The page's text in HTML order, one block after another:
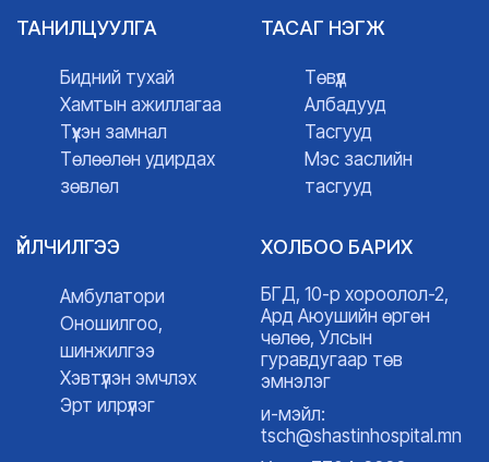
ТАНИЛЦУУЛГА
Бидний тухай
Хамтын ажиллагаа
Түүхэн замнал
Төлөөлөн удирдах
зөвлөл
ТАСАГ НЭГЖ
Төвүүд
Албадууд
Тасгууд
Мэс заслийн
тасгууд
ҮЙЛЧИЛГЭЭ
Амбулатори
Оношилгоо,
шинжилгээ
Хэвтүүлэн эмчлэх
Эрт илрүүлэг
ХОЛБОО БАРИХ
БГД, 10-р хороолол-2,
Ард Аюушийн өргөн
чөлөө, Улсын
гуравдугаар төв
эмнэлэг
и-мэйл:
tsch@shastinhospital.mn